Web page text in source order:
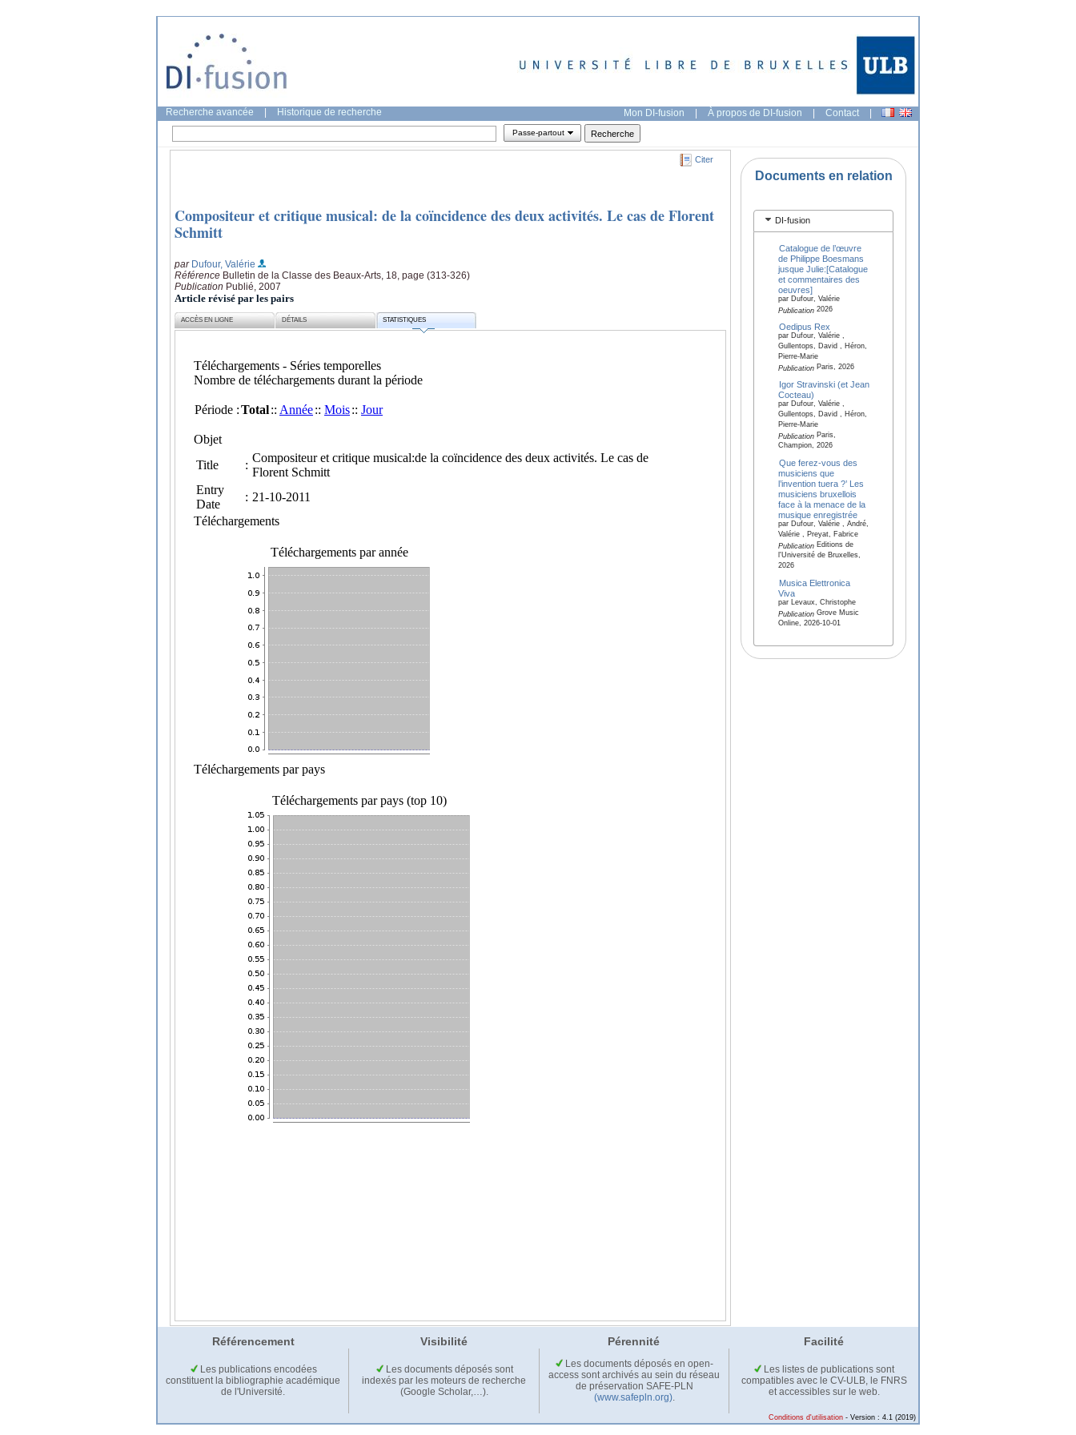
Recherche avancée Historique de recherche Mon DI-fusion | À propos de DI-fusion | Contact |
Passe-partout
Citer
Compositeur et critique musical: de la coïncidence des deux activités. Le cas de Florent
Schmitt
par Dufour, Valérie
Référence Bulletin de la Classe des Beaux-Arts, 18, page (313-326)
Publication Publié, 2007
Article révisé par les pairs
ACCÈS EN LIGNE DÉTAILS STATISTIQUES
Documents en relation
DI-fusion
Catalogue de l’œuvre
de Philippe Boesmans
jusque Julie:[Catalogue
et commentaires des
oeuvres]
par Dufour, Valérie
Publication2026
Oedipus Rex
par Dufour, Valérie ,
Gullentops, David , Héron,
Pierre-Marie
PublicationParis, 2026
Igor Stravinski (et Jean
Cocteau)
par Dufour, Valérie ,
Gullentops, David , Héron,
Pierre-Marie
PublicationParis,
Champion, 2026
Que ferez-vous des
musiciens que
l’invention tuera ?’ Les
musiciens bruxellois
face à la menace de la
musique enregistrée
par Dufour, Valérie , André,
Valérie , Preyat, Fabrice
PublicationEditions de
l'Université de Bruxelles,
2026
Musica Elettronica
Viva
par Levaux, Christophe
PublicationGrove Music
Online, 2026-10-01
Référencement Visibilité Pérennité Facilité
Les publications encodées
constituent la bibliographie académique
de l'Université.
Les documents déposés sont
indexés par les moteurs de recherche
(Google Scholar,…).
Les documents déposés en open-
access sont archivés au sein du réseau
de préservation SAFE-PLN
(www.safepln.org).
Les listes de publications sont
compatibles avec le CV-ULB, le FNRS
et accessibles sur le web.
Conditions d'utilisation - Version : 4.1 (2019)